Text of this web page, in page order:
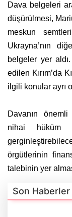
Dava belgeleri
düşürülmesi,
meskun
Ukrayna’nın
belgeler yer
edilen Kırım’da
ilgili konular ayrı
Davanın
nihai hüküm
örgütlerinin
talebinin yer
Son Haberler